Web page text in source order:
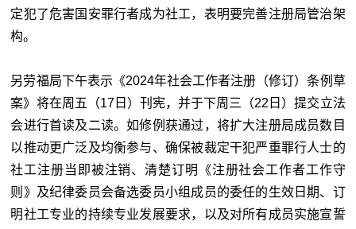
定犯了危害国安罪行者成为社工，表明要完善注册局管治架
构。
另劳福局下午表示《2024年社会工作者注册（修订）条例草
案》将在周五（17日）刊宪，并于下周三（22日）提交立法
会进行首读及二读。如修例获通过，将扩大注册局成员数目
以推动更广泛及均衡参与、确保被裁定干犯严重罪行人士的
社工注册当即被注销、清楚订明《注册社会工作者工作守
则》及纪律委员会备选委员小组成员的委任的生效日期、订
明社工专业的持续专业发展要求，以及对所有成员实施宣誓